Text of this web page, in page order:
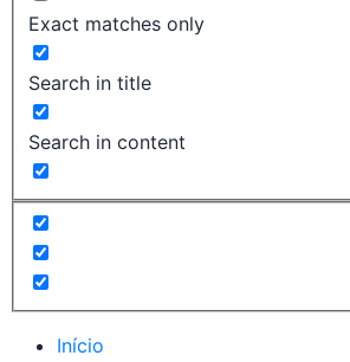
Exact matches only
Search in title
Search in content
Início